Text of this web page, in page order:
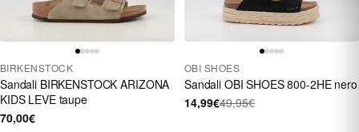
BIRKENSTOCK
Sandali BIRKENSTOCK ARIZONA
KIDS LEVE taupe
70,00€
OBI SHOES
Sandali OBI SHOES 800-2HE nero
14,99€49,95€